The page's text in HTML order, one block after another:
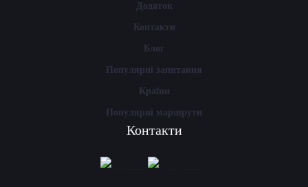
Додаток
Контакти
Блог
Популярні запитання
Країни
Популярні маршрути
Контакти